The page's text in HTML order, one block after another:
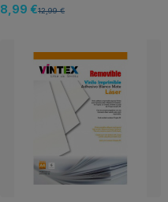
8,99 €12,99 €